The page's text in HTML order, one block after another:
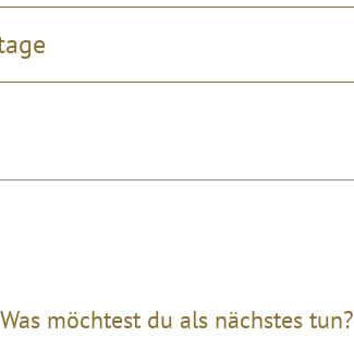
Was möchtest du als nächstes tun?